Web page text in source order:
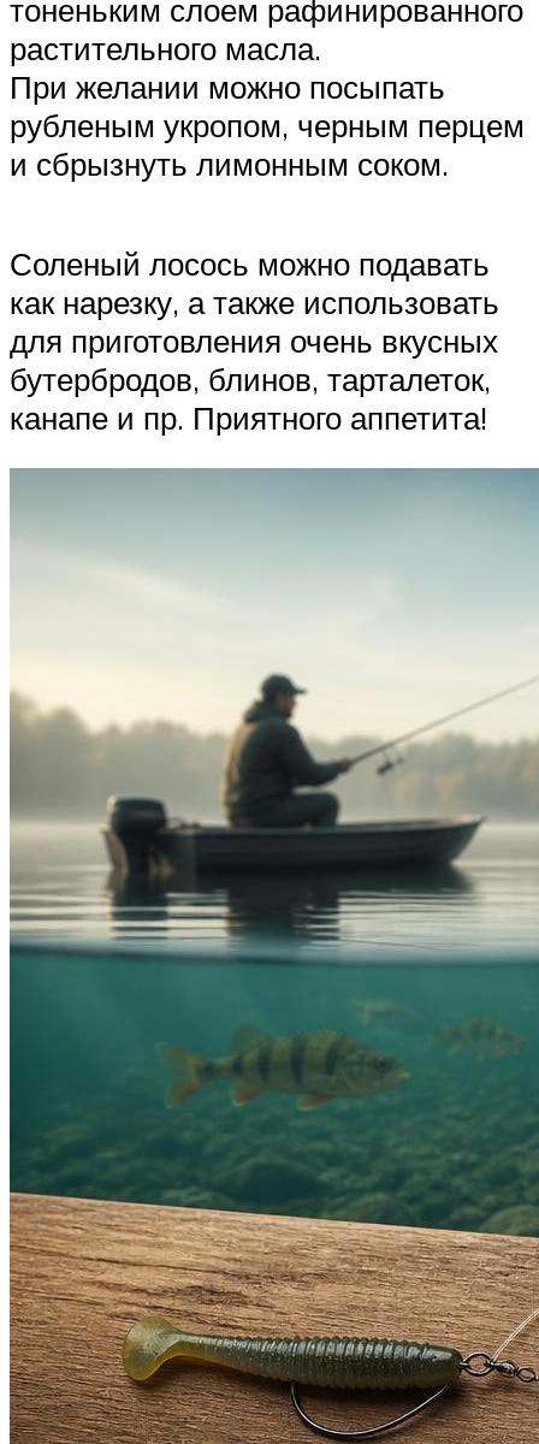
тоненьким слоем рафинированного
растительного масла.
При желании можно посыпать
рубленым укропом, черным перцем
и сбрызнуть лимонным соком.
Соленый лосось можно подавать
как нарезку, а также использовать
для приготовления очень вкусных
бутербродов, блинов, тарталеток,
канапе и пр. Приятного аппетита!